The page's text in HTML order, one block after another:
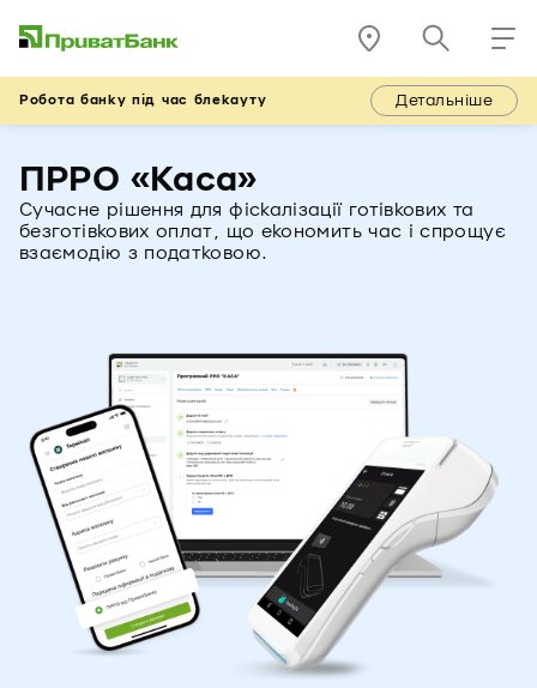
Робота банку під час блекауту Детальніше
ПРРО «Каса»
Сучасне рішення для фіскалізації готівкових та
безготівкових оплат, що економить час і спрощує
взаємодію з податковою.